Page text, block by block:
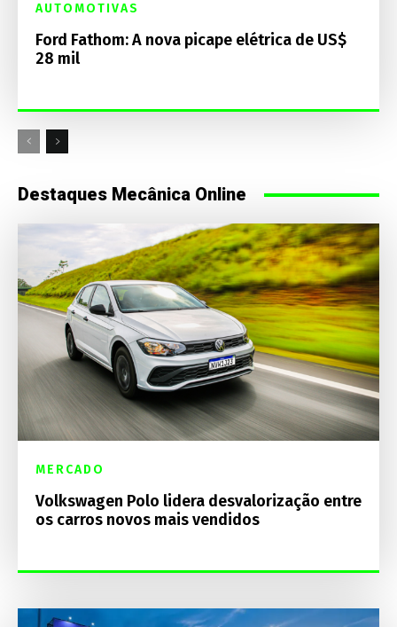
AUTOMOTIVAS
Ford Fathom: A nova picape elétrica de US$
28 mil
Destaques Mecânica Online
MERCADO
Volkswagen Polo lidera desvalorização entre
os carros novos mais vendidos